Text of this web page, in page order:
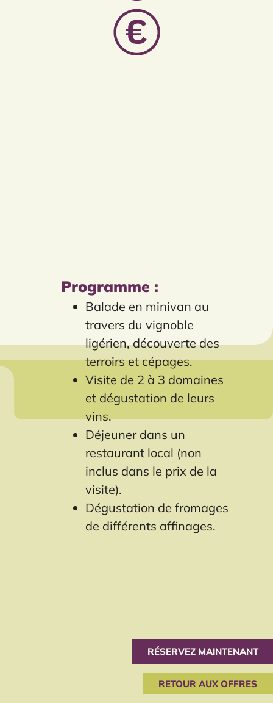
Programme :
Balade en minivan au
travers du vignoble
ligérien, découverte des
terroirs et cépages.
Visite de 2 à 3 domaines
et dégustation de leurs
vins.
Déjeuner dans un
restaurant local (non
inclus dans le prix de la
visite).
Dégustation de fromages
de différents affinages.
RÉSERVEZ MAINTENANT
RETOUR AUX OFFRES